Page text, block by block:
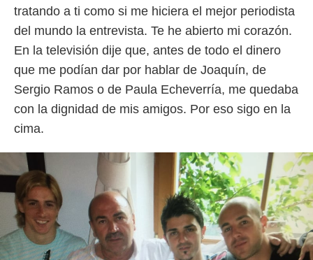
tratando a ti como si me hiciera el mejor periodista
del mundo la entrevista. Te he abierto mi corazón.
En la televisión dije que, antes de todo el dinero
que me podían dar por hablar de Joaquín, de
Sergio Ramos o de Paula Echeverría, me quedaba
con la dignidad de mis amigos. Por eso sigo en la
cima.